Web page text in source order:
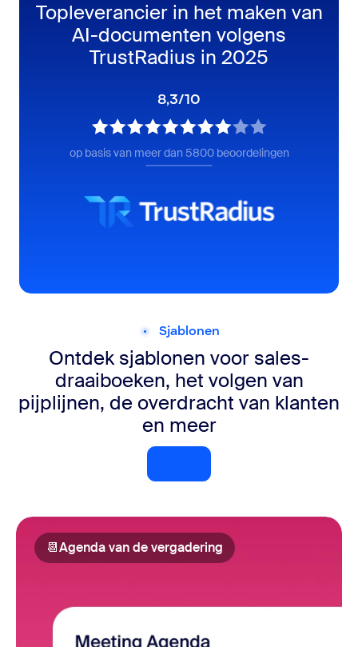
Topleverancier in het maken van
AI-documenten volgens
TrustRadius in 2025
8,3/10
op basis van meer dan 5800 beoordelingen
Sjablonen
Ontdek sjablonen voor sales-
draaiboeken, het volgen van
pijplijnen, de overdracht van klanten
en meer
Sjablonen bekijken
📆Agenda van de vergadering Agenda van de